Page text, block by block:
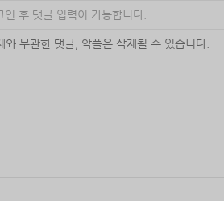
인 후 댓글 입력이 가능합니다.